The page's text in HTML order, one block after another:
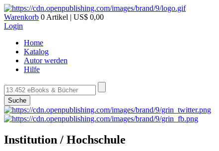
Warenkorb 0 Artikel | US$ 0,00
Login
Home
Katalog
Autor werden
Hilfe
Suche
Institution / Hochschule